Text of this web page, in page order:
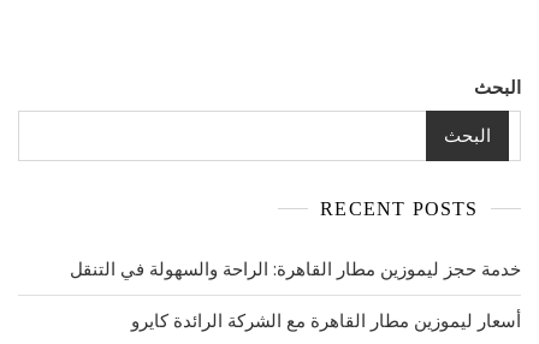
البحث
البحث
RECENT POSTS
خدمة حجز ليموزين مطار القاهرة: الراحة والسهولة في التنقل
أسعار ليموزين مطار القاهرة مع الشركة الرائدة كايرو